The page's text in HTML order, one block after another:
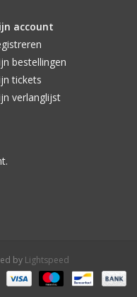
account
bestellingen
tickets
verlanglijst
by Lightspeed